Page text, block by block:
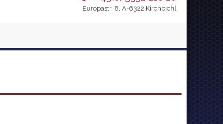
Europastr. 8, A-6322 Kirchbichl